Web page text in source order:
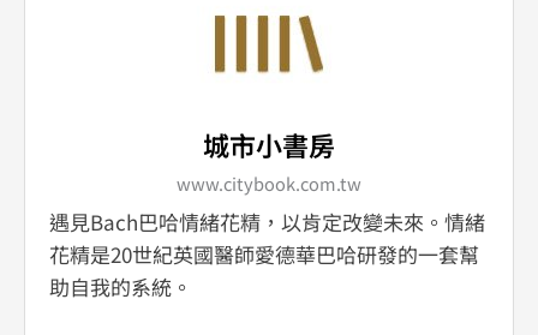
城市小書房
www.citybook.com.tw
遇見Bach巴哈情緒花精，以肯定改變未來。情緒
花精是20世紀英國醫師愛德華巴哈研發的一套幫
助自我的系統。